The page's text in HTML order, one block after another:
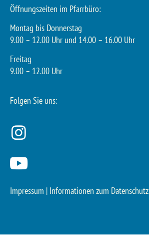
Öffnungszeiten im Pfarrbüro:
Montag bis Donnerstag
9.00 – 12.00 Uhr und 14.00 – 16.00 Uhr
Freitag
9.00 – 12.00 Uhr
Folgen Sie uns:
Impressum | Informationen zum Datenschutz